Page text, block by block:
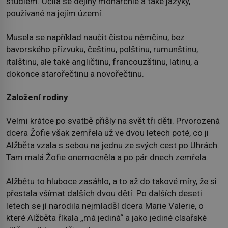
používané na jejím území.
Musela se například naučit čistou němčinu, bez
bavorského přízvuku, češtinu, polštinu, rumunštinu,
italštinu, ale také angličtinu, francouzštinu, latinu, a
dokonce starořečtinu a novořečtinu.
Založení rodiny
Velmi krátce po svatbě přišly na svět tři děti. Prvorozená
dcera Žofie však zemřela už ve dvou letech poté, co ji
Alžběta vzala s sebou na jednu ze svých cest po Uhrách.
Tam malá Žofie onemocněla a po pár dnech zemřela.
Alžbětu to hluboce zasáhlo, a to až do takové míry, že si
přestala všímat dalších dvou dětí. Po dalších deseti
letech se jí narodila nejmladší dcera Marie Valerie, o
které Alžběta říkala „má jediná“ a jako jediné císařské